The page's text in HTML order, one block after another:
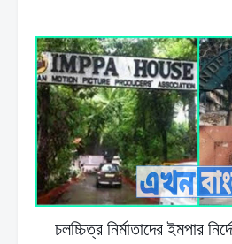
চলচ্চিত্র নির্মাতাদের ইমপার